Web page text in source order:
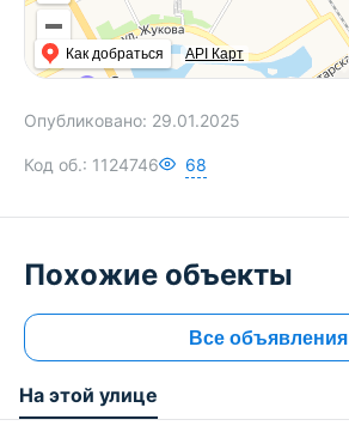
Как добраться API Карт
Опубликовано: 29.01.2025
Код об.: 1124746 68
Похожие объекты
Все объявления
На этой улице